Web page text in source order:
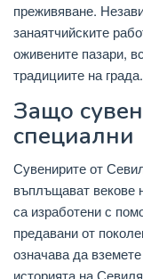
преживяване.
занаятчийските
оживените пазари,
традициите на града.
Защо
специални
Сувенирите от
въплъщават векове
са изработени с
предавани от
означава да
историята на